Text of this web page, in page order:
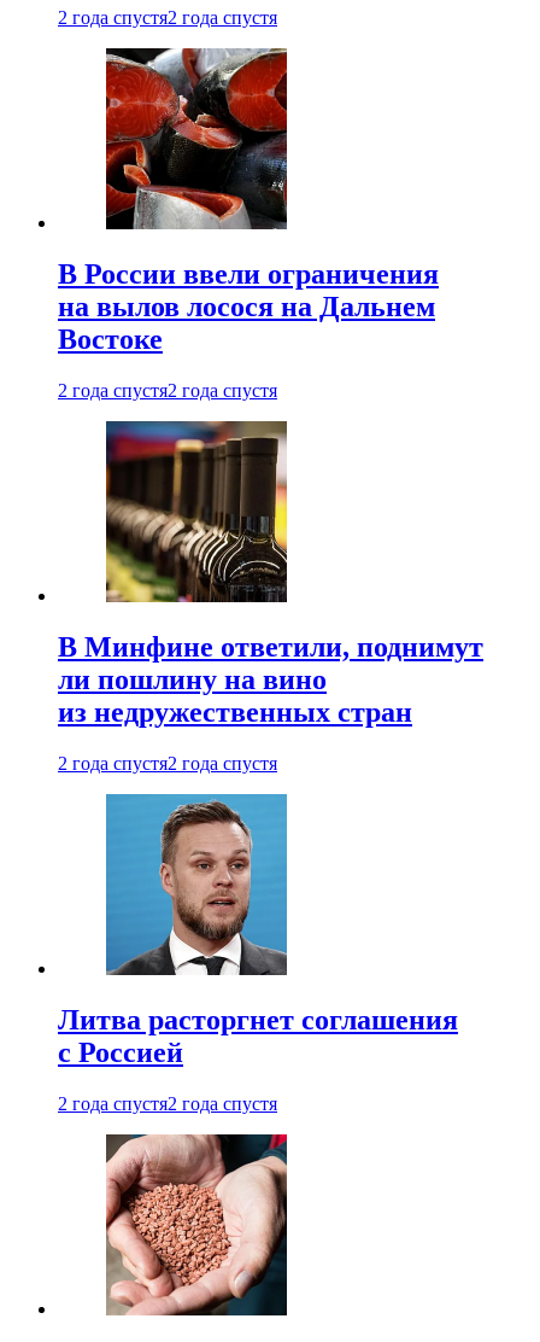
2 года спустя2 года спустя
В России ввели ограничения
на вылов лосося на Дальнем
Востоке
2 года спустя2 года спустя
В Минфине ответили, поднимут
ли пошлину на вино
из недружественных стран
2 года спустя2 года спустя
Литва расторгнет соглашения
с Россией
2 года спустя2 года спустя